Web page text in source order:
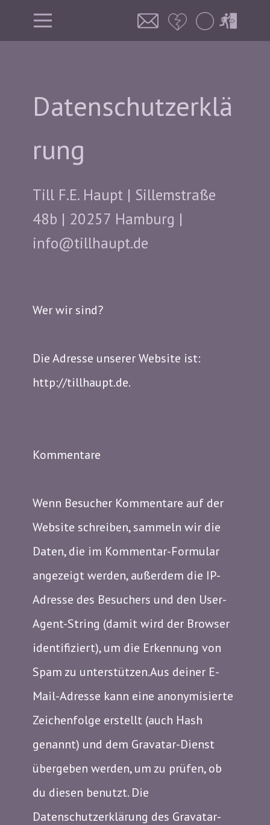
Datenschutzerklä
rung
Till F.E. Haupt | Sillemstraße
48b | 20257 Hamburg |
info@tillhaupt.de
Wer wir sind?
Die Adresse unserer Website ist:
http://tillhaupt.de.
Kommentare
Wenn Besucher Kommentare auf der
Website schreiben, sammeln wir die
Daten, die im Kommentar-Formular
angezeigt werden, außerdem die IP-
Adresse des Besuchers und den User-
Agent-String (damit wird der Browser
identifiziert), um die Erkennung von
Spam zu unterstützen.Aus deiner E-
Mail-Adresse kann eine anonymisierte
Zeichenfolge erstellt (auch Hash
genannt) und dem Gravatar-Dienst
übergeben werden, um zu prüfen, ob
du diesen benutzt. Die
Datenschutzerklärung des Gravatar-